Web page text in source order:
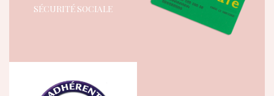
SÉCURITÉ SOCIALE